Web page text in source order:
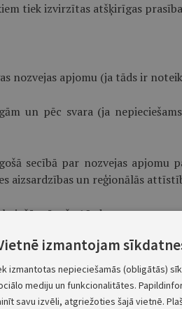
tiek izvirzītas atšķirīgas
nozvejas apjomu (ja tāds ir
un pēc svara (ja
secībā par nozvejas apjomu
aizsardzības un reģionālās
mēneša 10. datumam;
20. datumam;
aizsardzības un reģionālās
izmantojam
izmantotas nepieciešamās (obligātās)
mediju un funkcionalitātes.
savu izvēli, atgriežoties šajā vietnē.